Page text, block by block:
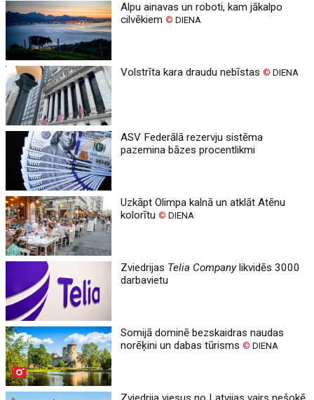
Alpu ainavas un roboti, kam jākalpo
cilvēkiem© DIENA
Volstrīta kara draudu nebīstas© DIENA
ASV Federālā rezervju sistēma
pazemina bāzes procentlikmi
Uzkāpt Olimpa kalnā un atklāt Atēnu
kolorītu© DIENA
Zviedrijas Telia Companylikvidēs 3000
darbavietu
Somijā dominē bezskaidras naudas
norēķini un dabas tūrisms© DIENA